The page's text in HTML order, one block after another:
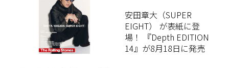
安田章大（SUPER
EIGHT） が表紙に登
場！ 『Depth EDITION
14』が8月18日に発売